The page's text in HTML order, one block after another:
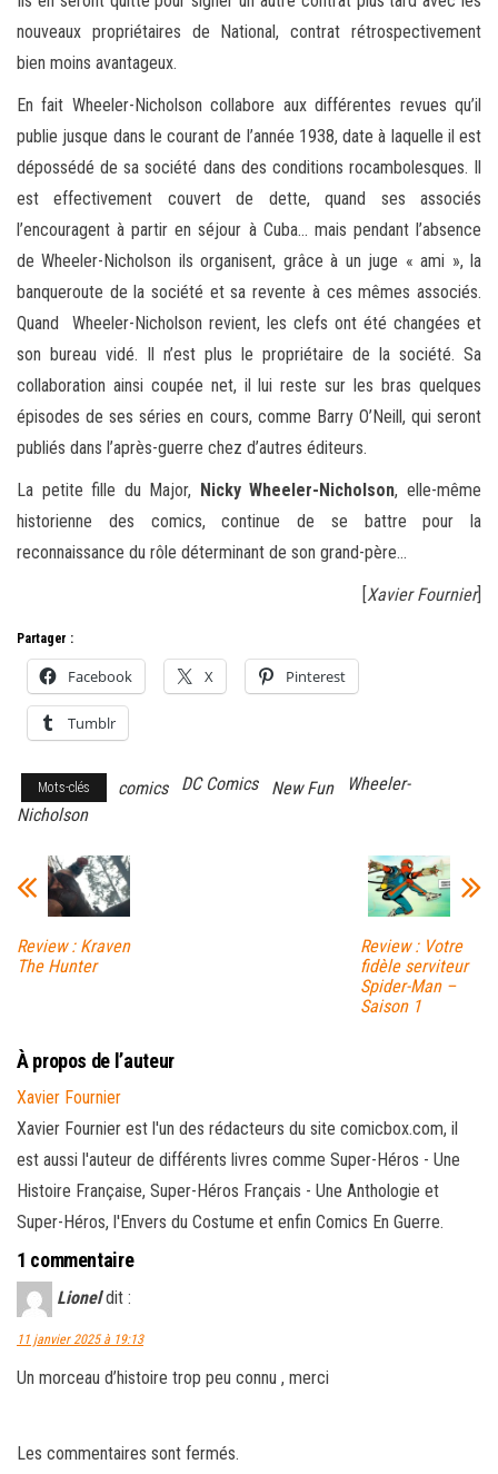
nouveaux propriétaires de National, contrat rétrospectivement
bien moins avantageux.
En fait Wheeler-Nicholson collabore aux différentes revues qu’il
publie jusque dans le courant de l’année 1938, date à laquelle il est
dépossédé de sa société dans des conditions rocambolesques. Il
est effectivement couvert de dette, quand ses associés
l’encouragent à partir en séjour à Cuba… mais pendant l’absence
de Wheeler-Nicholson ils organisent, grâce à un juge « ami », la
banqueroute de la société et sa revente à ces mêmes associés.
Quand Wheeler-Nicholson revient, les clefs ont été changées et
son bureau vidé. Il n’est plus le propriétaire de la société. Sa
collaboration ainsi coupée net, il lui reste sur les bras quelques
épisodes de ses séries en cours, comme Barry O’Neill, qui seront
publiés dans l’après-guerre chez d’autres éditeurs.
La petite fille du Major, Nicky Wheeler-Nicholson, elle-même
historienne des comics, continue de se battre pour la
reconnaissance du rôle déterminant de son grand-père…
[Xavier Fournier]
Partager :
Facebook X Pinterest
Tumblr
Mots-clés comics DC Comics New Fun
Wheeler-
Nicholson
Review : Kraven
The Hunter
Review : Votre
fidèle serviteur
Spider-Man –
Saison 1
À propos de l’auteur
Xavier Fournier
Xavier Fournier est l'un des rédacteurs du site comicbox.com, il
est aussi l'auteur de différents livres comme Super-Héros - Une
Histoire Française, Super-Héros Français - Une Anthologie et
Super-Héros, l'Envers du Costume et enfin Comics En Guerre.
1 commentaire
Lionel dit :
11 janvier 2025 à 19:13
Un morceau d’histoire trop peu connu , merci
Les commentaires sont fermés.